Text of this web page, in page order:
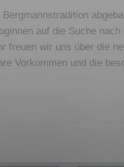
auf die Suche
wir uns über die
Vorkommen und die